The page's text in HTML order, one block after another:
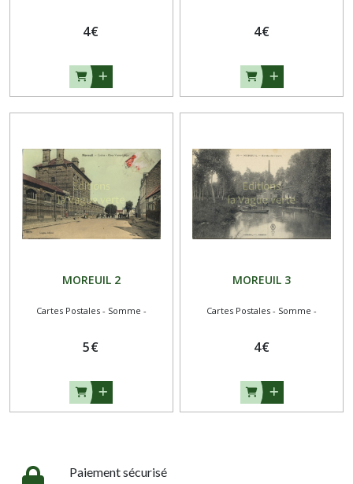
4€ 4€
MOREUIL 2
Cartes Postales - Somme -
5€
MOREUIL 3
Cartes Postales - Somme -
4€
Paiement sécurisé